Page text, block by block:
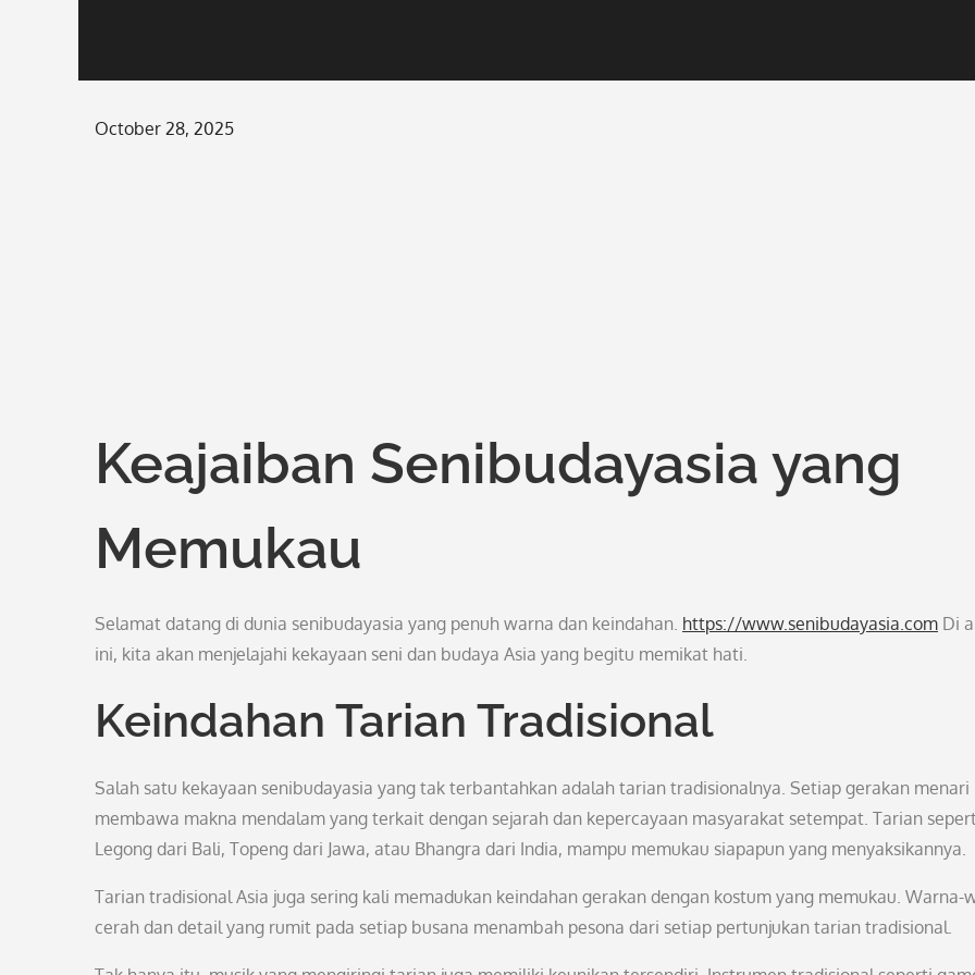
Posted
October 28, 2025
Keajaiban Senibudayasia yang
Memukau
Selamat datang di dunia senibudayasia yang penuh warna dan keindahan. https://www.senibudayasia.com Di
ini, kita akan menjelajahi kekayaan seni dan budaya Asia yang begitu memikat hati.
Keindahan Tarian Tradisional
Salah satu kekayaan senibudayasia yang tak terbantahkan adalah tarian tradisionalnya. Setiap gerakan menari
membawa makna mendalam yang terkait dengan sejarah dan kepercayaan masyarakat setempat. Tarian
Legong dari Bali, Topeng dari Jawa, atau Bhangra dari India, mampu memukau siapapun yang menyaksikannya.
Tarian tradisional Asia juga sering kali memadukan keindahan gerakan dengan kostum yang memukau. Warna-
cerah dan detail yang rumit pada setiap busana menambah pesona dari setiap pertunjukan tarian tradisional.